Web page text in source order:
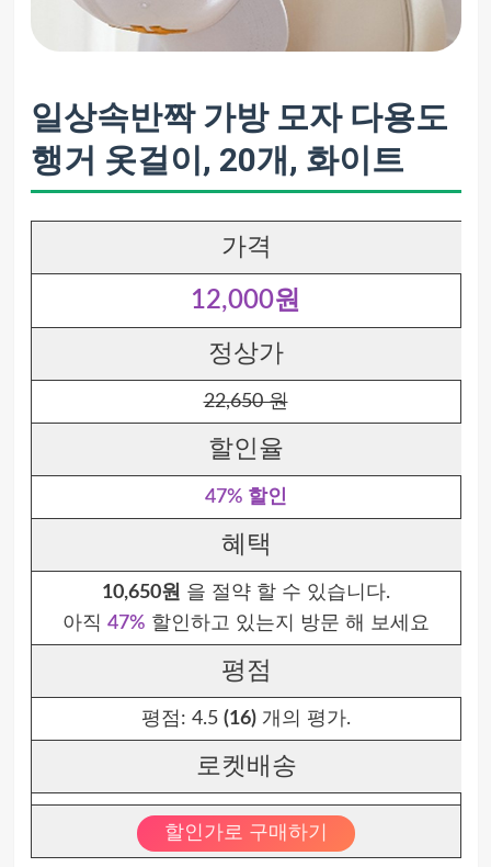
일상속반짝 가방 모자 다용도
행거 옷걸이, 20개, 화이트
가격
12,000원
정상가
22,650 원
할인율
47% 할인
혜택
10,650원 을 절약 할 수 있습니다.
아직 47% 할인하고 있는지 방문 해 보세요
평점
평점: 4.5 (16)개의 평가.
로켓배송
할인가로 구매하기